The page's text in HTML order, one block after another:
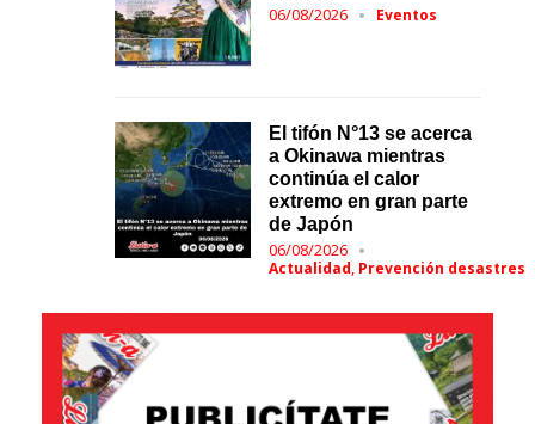
06/08/2026 Eventos
El tifón N°13 se acerca
a Okinawa mientras
continúa el calor
extremo en gran parte
de Japón
06/08/2026
Actualidad, Prevención desastres